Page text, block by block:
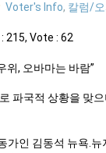
Voter's Info, 칼럼/
215, Vote : 62
위, 오바마는 바람”
파국적 상황을 맞
가인 김동석 뉴욕.